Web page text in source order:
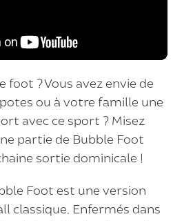
foot ? Vous avez envie de
ou à votre famille une
avec ce sport ? Misez
partie de Bubble Foot
sortie dominicale !
Foot est une version
classique. Enfermés dans